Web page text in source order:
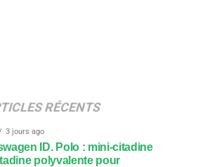
RÉCENTS
3 jours ago
ID. Polo : mini-citadine
polyvalente pour